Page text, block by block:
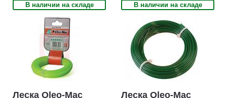
В наличии на складе
Леска Oleo-Mac
В наличии на складе
Леска Oleo-Mac